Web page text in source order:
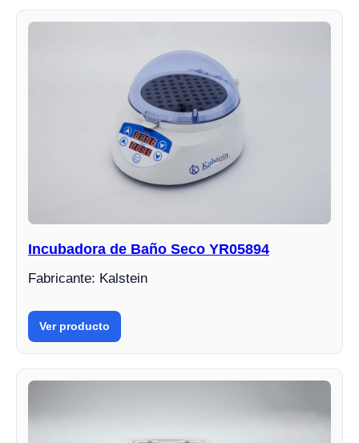
Incubadora de Baño Seco YR05894
Fabricante: Kalstein
Ver producto